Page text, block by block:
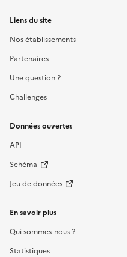
Liens du site
Nos établissements
Partenaires
Une question ?
Challenges
Données ouvertes
API
Schéma
Jeu de données
En savoir plus
Qui sommes-nous ?
Statistiques